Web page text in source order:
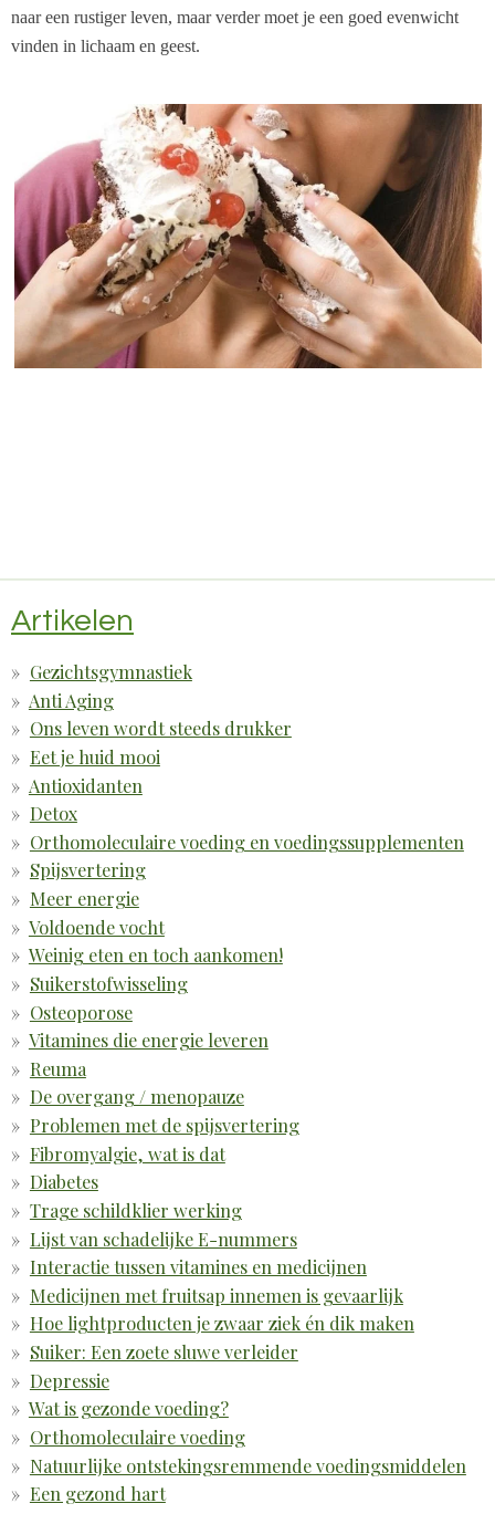
naar een rustiger leven, maar verder moet je een goed evenwicht
vinden in lichaam en geest.
Artikelen
Gezichtsgymnastiek
Anti Aging
Ons leven wordt steeds drukker
Eet je huid mooi
Antioxidanten
Detox
Orthomoleculaire voeding en voedingssupplementen
Spijsvertering
Meer energie
Voldoende vocht
Weinig eten en toch aankomen!
Suikerstofwisseling
Osteoporose
Vitamines die energie leveren
Reuma
De overgang / menopauze
Problemen met de spijsvertering
Fibromyalgie, wat is dat
Diabetes
Trage schildklier werking
Lijst van schadelijke E-nummers
Interactie tussen vitamines en medicijnen
Medicijnen met fruitsap innemen is gevaarlijk
Hoe lightproducten je zwaar ziek én dik maken
Suiker: Een zoete sluwe verleider
Depressie
Wat is gezonde voeding?
Orthomoleculaire voeding
Natuurlijke ontstekingsremmende voedingsmiddelen
Een gezond hart